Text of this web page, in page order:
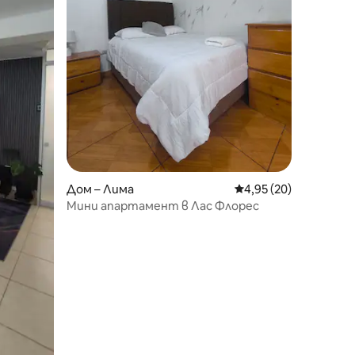
Дом – Лима Средна оценка:
4,95 (20)
Мини апартамент в Лас Флорес